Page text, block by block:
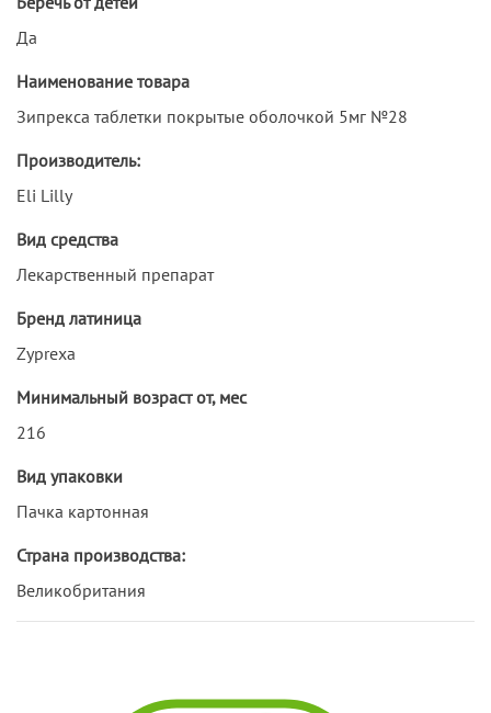
Да
Наименование товара
Зипрекса таблетки покрытые оболочкой 5мг №28
Производитель:
Eli Lilly
Вид средства
Лекарственный препарат
Бренд латиница
Zyprexa
Минимальный возраст от, мес
216
Вид упаковки
Пачка картонная
Страна производства:
Великобритания